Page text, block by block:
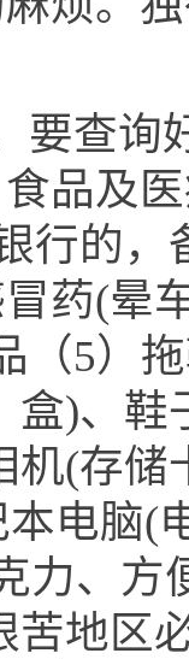
要查询
品及
行的
药(晕
（5）
盒)、
机(存
电脑(
力、方
苦地区